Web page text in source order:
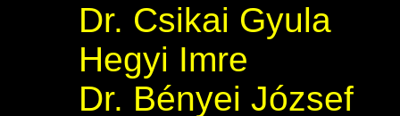
Dr. Csikai Gyula
Hegyi Imre
Dr. Bényei József